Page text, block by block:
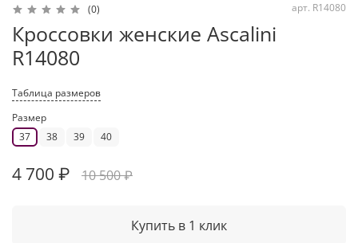
(0) арт. R14080
Кроссовки женские Ascalini
R14080
Таблица размеров
Размер
37
38 39 40
4 700 ₽ 10 500 ₽
Купить в 1 клик